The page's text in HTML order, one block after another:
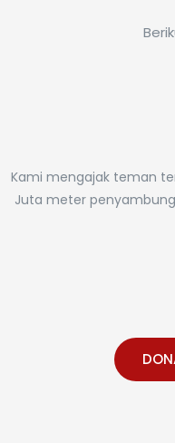
Nusa:
Harapan di
Kami mengajak teman
Juta meter